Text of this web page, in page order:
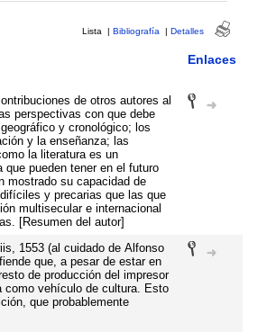
Lista | Bibliografía | Detalles
Enlaces
de otros autores al
perspectivas con que debe
y cronológico; los
y la enseñanza; las
la literatura es un
pueden tener en el futuro
mostrado su capacidad de
y precarias que las que
multisecular e internacional
[Resumen del autor]
1553 (al cuidado de Alfonso
que, a pesar de estar en
de producción del impresor
como vehículo de cultura. Esto
que probablemente